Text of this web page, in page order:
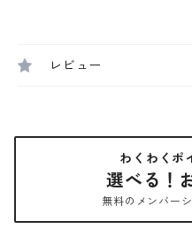
レビュー
わくわくポ
選べる！
無料のメンバー